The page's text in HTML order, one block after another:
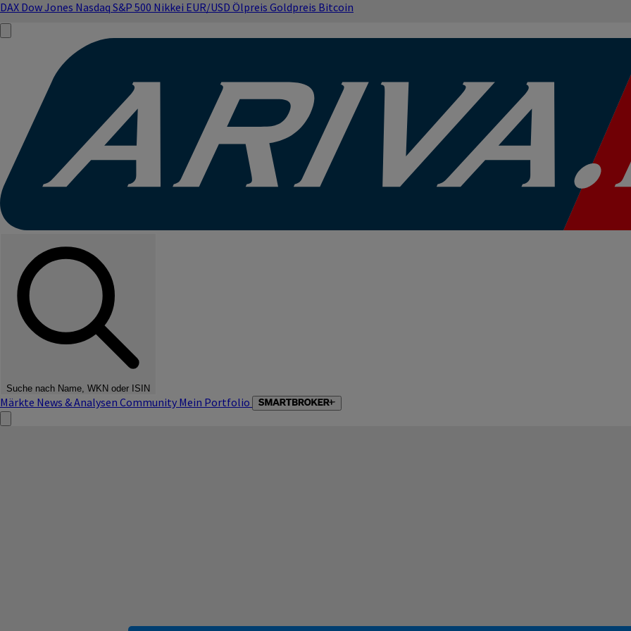
DAX Dow Jones Nasdaq S&P 500 Nikkei EUR/USD Ölpreis Goldpreis Bitcoin
Suche nach Name, WKN oder ISIN
Märkte News & Analysen Community Mein Portfolio